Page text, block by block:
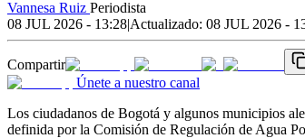
Vannesa Ruiz Periodista
08 JUL 2026 - 13:28|Actualizado: 08 JUL 2026 -
Compartir
Únete a nuestro canal
Los ciudadanos de Bogotá y algunos municipios
definida por la Comisión de Regulación de Agua